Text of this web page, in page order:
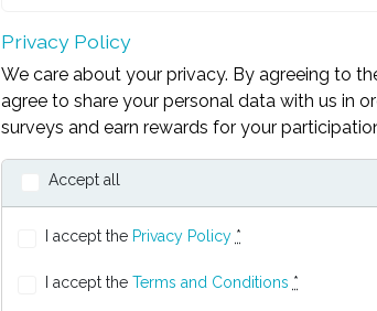
Privacy Policy
We care about your privacy. By agreeing to
agree to share your personal data with us in
surveys and earn rewards for your
Accept all
I accept the Privacy Policy *
I accept the Terms and Conditions *